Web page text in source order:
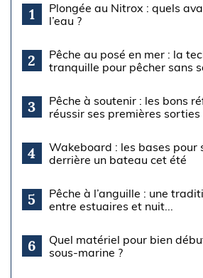
1
Plongée au Nitrox : quels
l’eau ?
2
Pêche au posé en mer : la
tranquille pour pêcher sans
3
Pêche à soutenir : les bons
réussir ses premières sorties
4
Wakeboard : les bases pour
derrière un bateau cet été
5
Pêche à l’anguille : une
entre estuaires et nuit...
6
Quel matériel pour bien
sous-marine ?